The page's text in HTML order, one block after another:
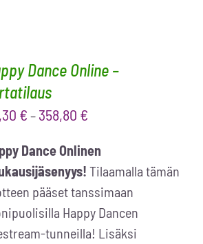
Dance Online –
€ – 358,80 €
Dance Onlinen
Tilaamalla tämän
pääset tanssimaan
Happy Dancen
tunneilla! Lisäksi